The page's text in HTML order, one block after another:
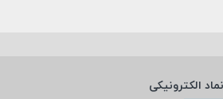
نماد الکترونیکی